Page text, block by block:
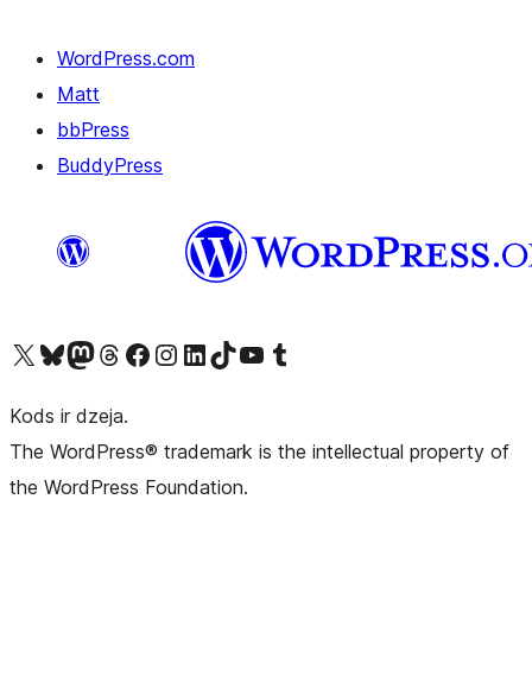
WordPress.com
Matt
bbPress
BuddyPress
Apmeklējiet mūsu X (agrāk Twitter) kontu
Apmeklējiet mūsu Bluesky kontu
Apmeklējiet mūsu Mastodon kontu
Apmeklējiet mūsu Threads kontu
Apmeklējiet mūsu Facebook lapuApmeklējiet mūsu Instagram kontu
Apmeklējiet mūsu LinkedIn kontu
Apmeklējiet mūsu TikTok kontu
Apmeklējiet mūsu YouTube kanālu
Apmeklējiet mūsu Tumblr kontu
Kods ir dzeja.
The WordPress® trademark is the intellectual property of
the WordPress Foundation.